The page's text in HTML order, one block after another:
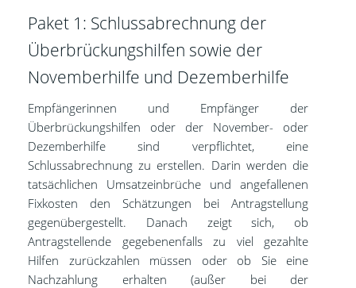
Paket 1: Schlussabrechnung der
Überbrückungshilfen sowie der
Novemberhilfe und Dezemberhilfe
Empfängerinnen und Empfänger der
Überbrückungshilfen oder der November- oder
Dezemberhilfe sind verpflichtet, eine
Schlussabrechnung zu erstellen. Darin werden die
tatsächlichen Umsatzeinbrüche und angefallenen
Fixkosten den Schätzungen bei Antragstellung
gegenübergestellt. Danach zeigt sich, ob
Antragstellende gegebenenfalls zu viel gezahlte
Hilfen zurückzahlen müssen oder ob Sie eine
Nachzahlung erhalten (außer bei der